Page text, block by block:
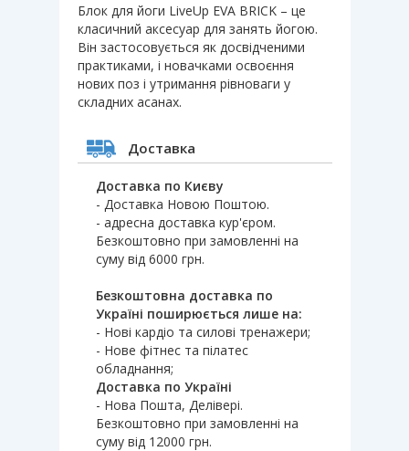
Блок для йоги LiveUp EVA BRICK – це
класичний аксесуар для занять йогою.
Він застосовується як досвідченими
практиками, і новачками освоєння
нових поз і утримання рівноваги у
складних асанах.
Доставка
Доставка по Києву
- Доставка Новою Поштою.
- адресна доставка кур'єром.
Безкоштовно при замовленні на
суму від 6000 грн.
Безкоштовна доставка по
Україні поширюється лише на:
- Нові кардіо та силові тренажери;
- Нове фітнес та пілатес
обладнання;
Доставка по Україні
- Нова Пошта, Делівері.
Безкоштовно при замовленні на
суму від 12000 грн.